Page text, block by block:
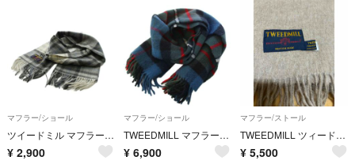
マフラー/ショール
ツイードミル マフラー フリンジ チェック柄 ウール グレー
¥ 2,900
マフラー/ショール
TWEEDMILL マフラー ストール チェック柄 ウール 青 緑 赤
¥ 6,900
マフラー/ストール
TWEEDMILL ツィードミル 大判ストール ベージュ 美品
¥ 5,500